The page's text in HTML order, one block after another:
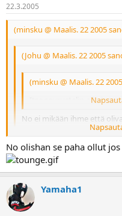
22.3.2005
(minsku @ Maalis. 22 2005
(Johu @ Maalis. 22 2005
(minsku @ Maalis. 22
Itse seurustelin
No ei mikään ihme että
Seurustelin muutaman
No olishan se paha ollut
Yamaha1